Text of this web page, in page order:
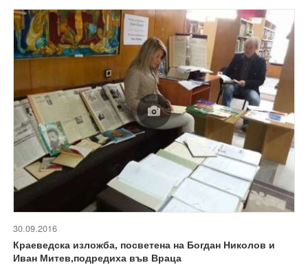
30.09.2016
Краеведска изложба, посветена на Богдан Николов и
Иван Митев,подредиха във Враца